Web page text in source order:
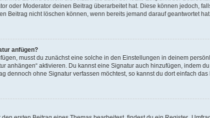
oder Moderator deinen Beitrag überarbeitet hat. Diese können jedoch,
Beitrag nicht löschen können, wenn bereits jemand darauf geantwortet
anfügen?
musst du zunächst eine solche in den Einstellungen in deinem
anhängen“ aktivieren. Du kannst eine Signatur auch hinzufügen, indem
dennoch ohne Signatur verfassen möchtest, so kannst du dort einfach